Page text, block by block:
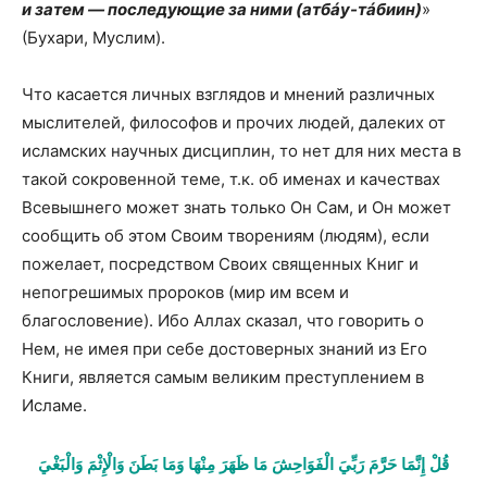
и затем — последующие за ними (атбáу-тáбиин)»
(Бухари, Муслим).
Что касается личных взглядов и мнений различных
мыслителей, философов и прочих людей, далеких от
исламских научных дисциплин, то нет для них места в
такой сокровенной теме, т.к. об именах и качествах
Всевышнего может знать только Он Сам, и Он может
сообщить об этом Своим творениям (людям), если
пожелает, посредством Своих священных Книг и
непогрешимых пророков (мир им всем и
благословение). Ибо Аллах сказал, что говорить о
Нем, не имея при себе достоверных знаний из Его
Книги, является самым великим преступлением в
Исламе.
قُلْ إِنَّمَا حَرَّمَ رَبِّيَ الْفَوَاحِشَ مَا ظَهَرَ مِنْهَا وَمَا بَطَنَ وَالْإِثْمَ وَالْبَغْيَ